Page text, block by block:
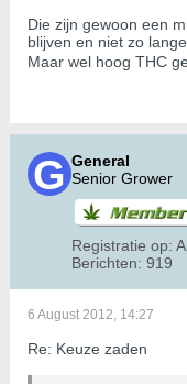
Die zijn gewoon een
blijven en niet zo
Maar wel hoog THC
General
Senior Grower
Registratie op:
Berichten: 919
6 August 2012, 14:27
Re: Keuze zaden